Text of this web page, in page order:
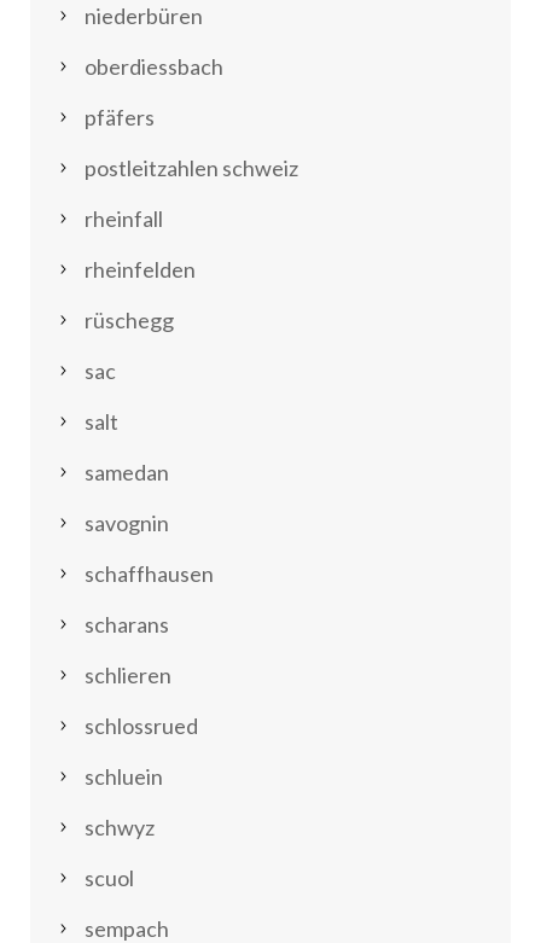
niederbüren
oberdiessbach
pfäfers
postleitzahlen schweiz
rheinfall
rheinfelden
rüschegg
sac
salt
samedan
savognin
schaffhausen
scharans
schlieren
schlossrued
schluein
schwyz
scuol
sempach